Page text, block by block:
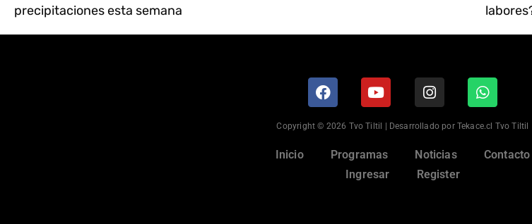
precipitaciones esta semana
Copyright © 2026 Tvo Tiltil | Desarrollado por Tekace.cl Tvo Tiltil
Inicio Programas Noticias
Contacto
Ingresar
Register